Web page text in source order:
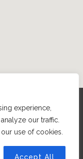
experience,
our traffic.
use of cookies.
Accept All
| Vytvořila